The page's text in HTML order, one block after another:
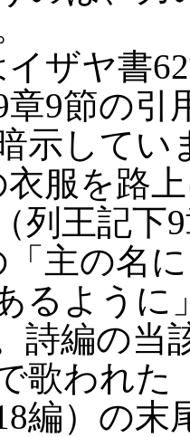
イザヤ書
章9節の
示してい
衣服を路
列王記下
「主の名
るように
詩編の当
歌われた
編）の